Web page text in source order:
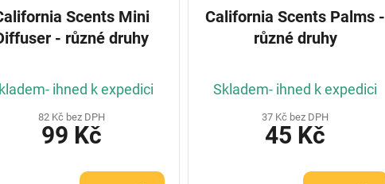
Scents Mini
- různé druhy
ihned k expedici
82 Kč bez DPH
99 Kč
California Scents Palms -
různé druhy
Skladem- ihned k expedici
37 Kč bez DPH
45 Kč